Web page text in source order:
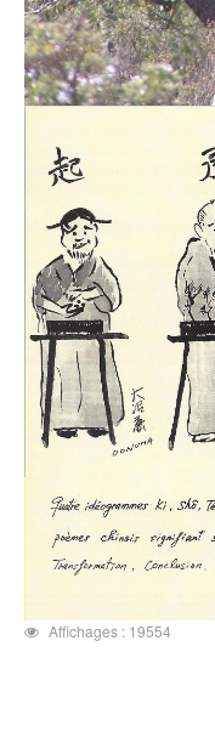
Affichages : 19554